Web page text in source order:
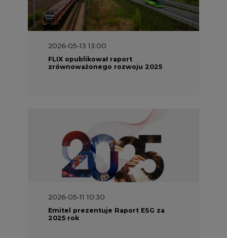
2026-05-13 13:00
FLIX opublikował raport
zrównoważonego rozwoju 2025
2026-05-11 10:30
Emitel prezentuje Raport ESG za
2025 rok